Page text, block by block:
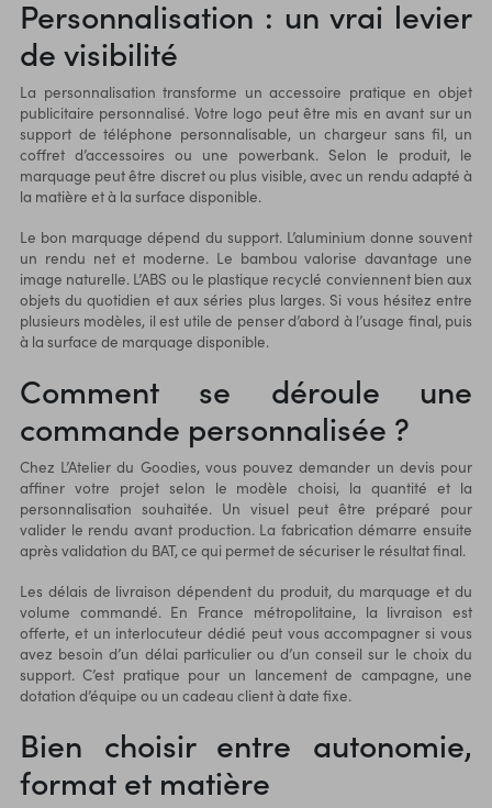
Personnalisation : un vrai levier
de visibilité
La personnalisation transforme un accessoire pratique en objet
publicitaire personnalisé. Votre logo peut être mis en avant sur un
support de téléphone personnalisable, un chargeur sans fil, un
coffret d’accessoires ou une powerbank. Selon le produit, le
marquage peut être discret ou plus visible, avec un rendu adapté à
la matière et à la surface disponible.
Le bon marquage dépend du support. L’aluminium donne souvent
un rendu net et moderne. Le bambou valorise davantage une
image naturelle. L’ABS ou le plastique recyclé conviennent bien aux
objets du quotidien et aux séries plus larges. Si vous hésitez entre
plusieurs modèles, il est utile de penser d’abord à l’usage final, puis
à la surface de marquage disponible.
Comment se déroule une
commande personnalisée ?
Chez L’Atelier du Goodies, vous pouvez demander un devis pour
affiner votre projet selon le modèle choisi, la quantité et la
personnalisation souhaitée. Un visuel peut être préparé pour
valider le rendu avant production. La fabrication démarre ensuite
après validation du BAT, ce qui permet de sécuriser le résultat final.
Les délais de livraison dépendent du produit, du marquage et du
volume commandé. En France métropolitaine, la livraison est
offerte, et un interlocuteur dédié peut vous accompagner si vous
avez besoin d’un délai particulier ou d’un conseil sur le choix du
support. C’est pratique pour un lancement de campagne, une
dotation d’équipe ou un cadeau client à date fixe.
Bien choisir entre autonomie,
format et matière